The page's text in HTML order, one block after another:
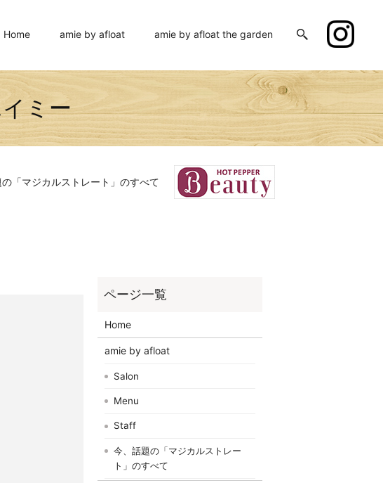
Home amie by afloat amie by afloat the garden
「マジカルストレート」のすべて
ミー
Home
amie by afloat
Salon
Menu
Staff
今、話題の「マジカルストレー
ト」のすべて